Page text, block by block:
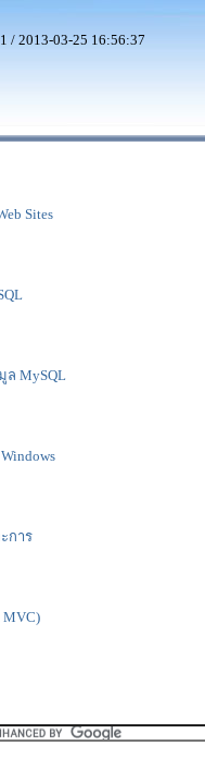
/ 2013-03-25 16:56:37
Sites
ล MySQL
การ
MVC)